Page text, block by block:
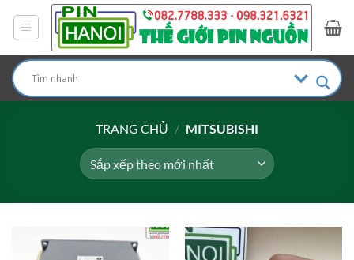
dung
TRANG CHỦ / MITSUBISHI